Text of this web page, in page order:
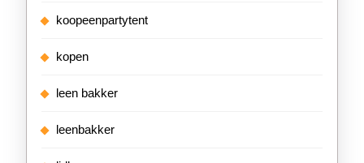
koopeenpartytent
kopen
leen bakker
leenbakker